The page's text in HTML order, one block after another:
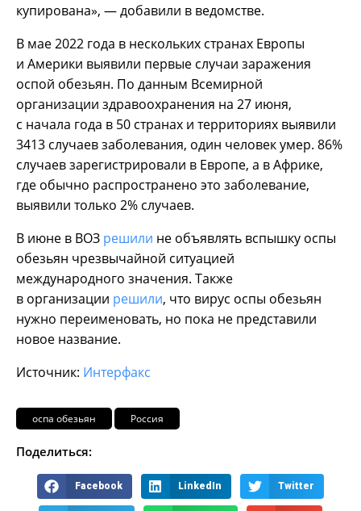
купирована», — добавили в ведомстве.
В мае 2022 года в нескольких странах Европы
и Америки выявили первые случаи заражения
оспой обезьян. По данным Всемирной
организации здравоохранения на 27 июня,
с начала года в 50 странах и территориях выявили
3413 случаев заболевания, один человек умер. 86%
случаев зарегистрировали в Европе, а в Африке,
где обычно распространено это заболевание,
выявили только 2% случаев.
В июне в ВОЗ решили не объявлять вспышку оспы
обезьян чрезвычайной ситуацией
международного значения. Также
в организации решили, что вирус оспы обезьян
нужно переименовать, но пока не представили
новое название.
Источник: Интерфакс
оспа обезьян Россия
Поделиться:
Facebook LinkedIn Twitter